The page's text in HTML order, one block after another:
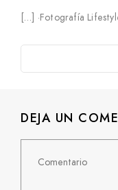
[…] ·Fotografía
DEJA UN